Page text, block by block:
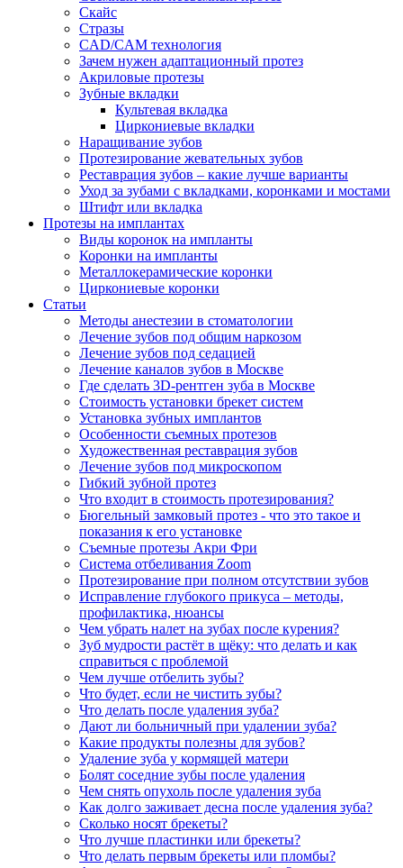
Скайс
Стразы
CAD/CAM технология
Зачем нужен адаптационный протез
Акриловые протезы
Зубные вкладки
Культевая вкладка
Циркониевые вкладки
Наращивание зубов
Протезирование жевательных зубов
Реставрация зубов – какие лучше варианты
Уход за зубами с вкладками, коронками и мостами
Штифт или вкладка
Протезы на имплантах
Виды коронок на импланты
Коронки на импланты
Металлокерамические коронки
Циркониевые коронки
Статьи
Методы анестезии в стоматологии
Лечение зубов под общим наркозом
Лечение зубов под седацией
Лечение каналов зубов в Москве
Где сделать 3D-рентген зуба в Москве
Стоимость установки брекет систем
Установка зубных имплантов
Особенности съемных протезов
Художественная реставрация зубов
Лечение зубов под микроскопом
Гибкий зубной протез
Что входит в стоимость протезирования?
Бюгельный замковый протез - что это такое и
показания к его установке
Съемные протезы Акри Фри
Система отбеливания Zoom
Протезирование при полном отсутствии зубов
Исправление глубокого прикуса – методы,
профилактика, нюансы
Чем убрать налет на зубах после курения?
Зуб мудрости растёт в щёку: что делать и как
справиться с проблемой
Чем лучше отбелить зубы?
Что будет, если не чистить зубы?
Что делать после удаления зуба?
Дают ли больничный при удалении зуба?
Какие продукты полезны для зубов?
Удаление зуба у кормящей матери
Болят соседние зубы после удаления
Чем снять опухоль после удаления зуба
Как долго заживает десна после удаления зуба?
Сколько носят брекеты?
Что лучше пластинки или брекеты?
Что делать первым брекеты или пломбы?